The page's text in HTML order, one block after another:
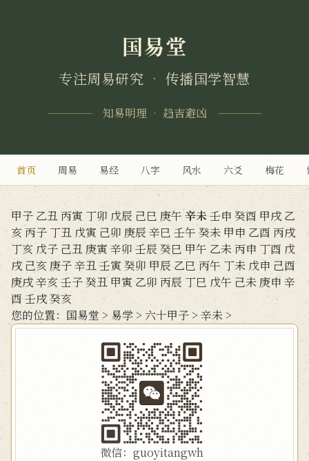
国易堂
专注周易研究 • 传播国学智慧
知易明理 • 趋吉避凶
首页 周易 易经 八字 风水 六爻 梅花
甲子 乙丑丙寅 丁卯 戊辰 己巳 庚午 辛未壬申 癸酉 甲戌 乙
亥丙子 丁丑 戊寅 己卯 庚辰 辛巳 壬午 癸未 甲申 乙酉 丙戌
丁亥 戊子 己丑 庚寅 辛卯 壬辰 癸巳 甲午 乙未 丙申 丁酉 戊
戌 己亥 庚子辛丑壬寅 癸卯 甲辰 乙巳 丙午 丁未 戊申 己酉
庚戌辛亥壬子癸丑 甲寅 乙卯 丙辰 丁巳 戊午 己未 庚申 辛
酉 壬戌癸亥
您的位置： 国易堂 > 易学 > 六十甲子 > 辛未 >
微信：guoyitangwh